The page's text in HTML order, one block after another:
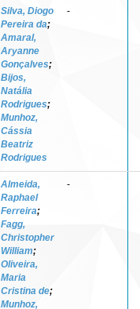
Silva, Diogo
Pereira da;
Amaral,
Aryanne
Gonçalves;
Bijos,
Natália
Rodrigues;
Munhoz,
Cássia
Beatriz
Rodrigues
-
Almeida,
Raphael
Ferreira;
Fagg,
Christopher
William;
Oliveira,
Maria
Cristina de;
Munhoz,
-